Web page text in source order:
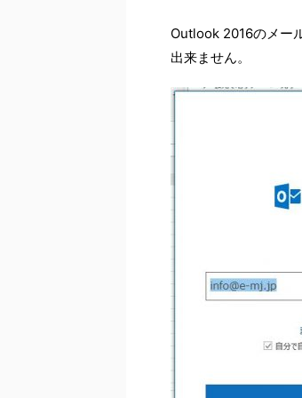
Outlook 2016のメー
出来ません。